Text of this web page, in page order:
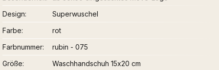
Design
Superwuschel
Farbe
rot
Farbnummer
rubin - 075
Größe
Waschhandschuh 15x20 cm